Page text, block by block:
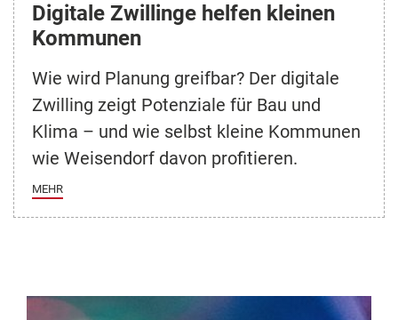
Digitale Zwillinge helfen kleinen
Kommunen
Wie wird Planung greifbar? Der digitale
Zwilling zeigt Potenziale für Bau und
Klima – und wie selbst kleine Kommunen
wie Weisendorf davon profitieren.
MEHR